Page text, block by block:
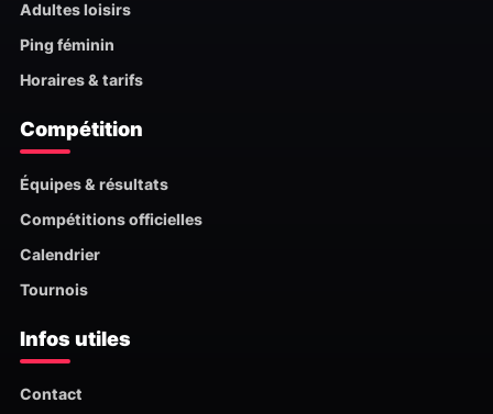
Adultes loisirs
Ping féminin
Horaires & tarifs
Compétition
Équipes & résultats
Compétitions officielles
Calendrier
Tournois
Infos utiles
Contact